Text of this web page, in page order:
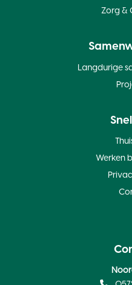
Zorg &
Langdurige
Werken